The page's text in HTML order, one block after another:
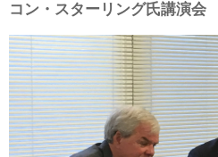
コン・スターリング氏講演会